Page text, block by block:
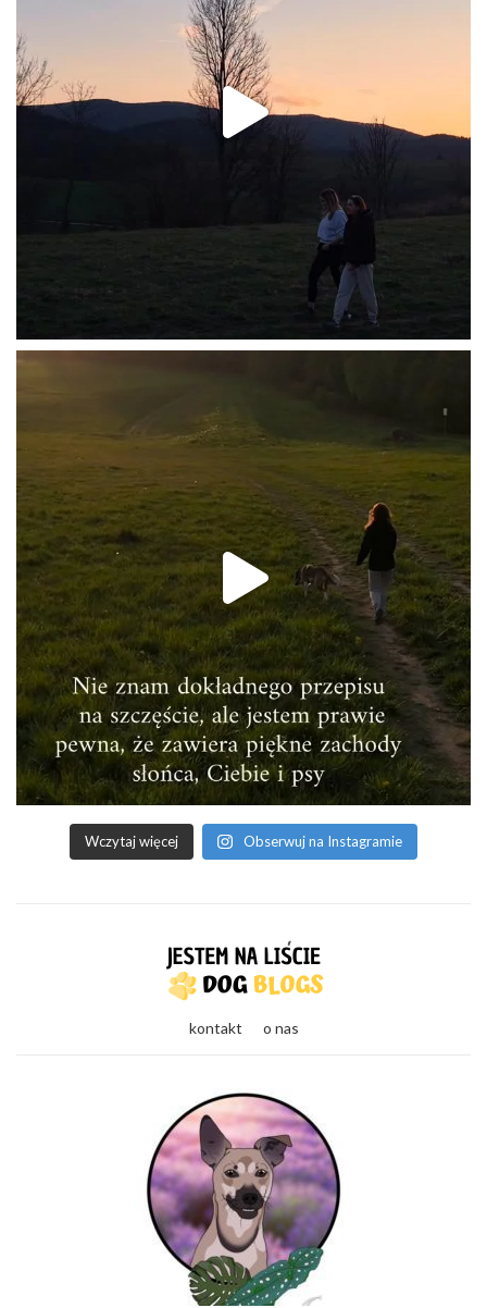
Wczytaj więcej Obserwuj na Instagramie
kontakt o nas